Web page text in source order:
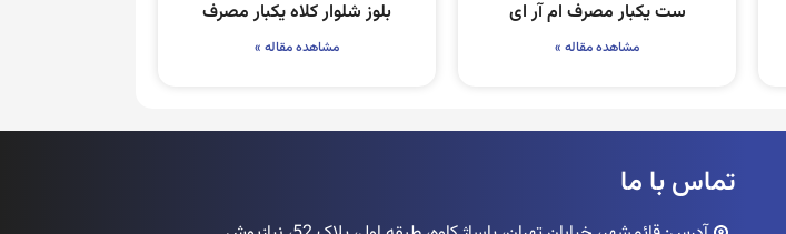
ست یکبار مصرف ام آر ای
مشاهده مقاله »
بلوز شلوار کلاه یکبار مصرف
مشاهده مقاله »
تماس با ما